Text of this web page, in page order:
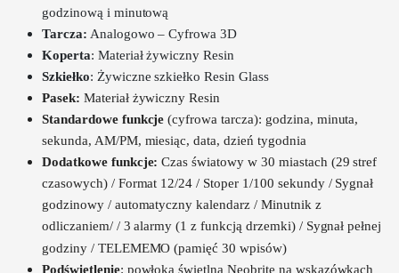
godzinową i minutową
Tarcza: Analogowo – Cyfrowa 3D
Koperta: Materiał żywiczny Resin
Szkiełko: Żywiczne szkiełko Resin Glass
Pasek: Materiał żywiczny Resin
Standardowe funkcje(cyfrowa tarcza): godzina, minuta,
sekunda, AM/PM, miesiąc, data, dzień tygodnia
Dodatkowe funkcje: Czas światowy w 30 miastach (29 stref
czasowych) / Format 12/24 / Stoper 1/100 sekundy / Sygnał
godzinowy / automatyczny kalendarz / Minutnik z
odliczaniem/ / 3 alarmy (1 z funkcją drzemki) / Sygnał pełnej
godziny / TELEMEMO (pamięć 30 wpisów)
Podświetlenie: powłoka świetlna Neobrite na wskazówkach